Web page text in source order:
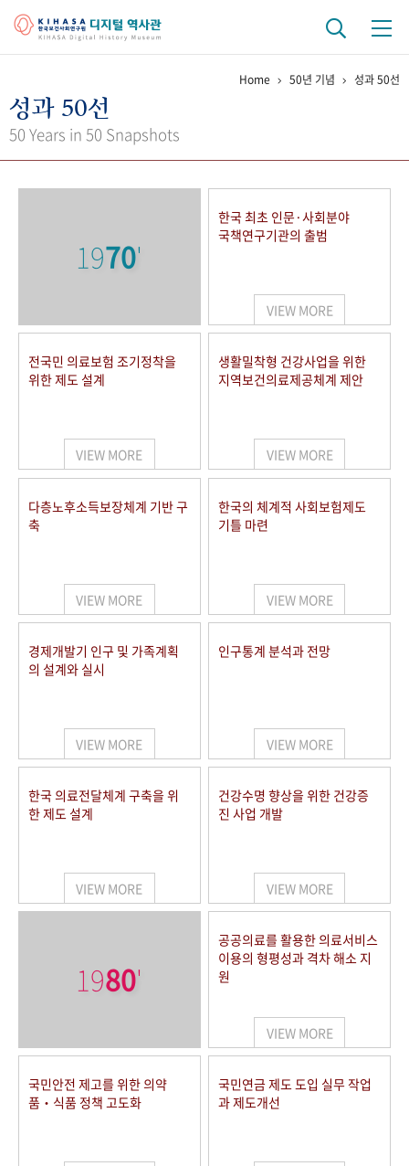
걸어온 길 기관 변천사
키워드로 보는 연구 역사
연구자들
사진 아카이브 문서 기록물 행정박물 영상 기록물
50+1 주년 기념
세계와 함께 한 KIHASA
VR 역사관
Home 50년 기념 성과 50선
성과 50선
50 Years in 50 Snapshots
1970'
한국 최초 인문·사회분야
국책연구기관의 출범
VIEW MORE
전국민 의료보험 조기정착을
위한 제도 설계
VIEW MORE
생활밀착형 건강사업을 위한
지역보건의료제공체계 제안
VIEW MORE
다층노후소득보장체계 기반 구
축
VIEW MORE
한국의 체계적 사회보험제도
기틀 마련
VIEW MORE
경제개발기 인구 및 가족계획
의 설계와 실시
VIEW MORE
인구통계 분석과 전망
VIEW MORE
한국 의료전달체계 구축을 위
한 제도 설계
VIEW MORE
건강수명 향상을 위한 건강증
진 사업 개발
VIEW MORE
1980'
공공의료를 활용한 의료서비스
이용의 형평성과 격차 해소 지
원
VIEW MORE
국민안전 제고를 위한 의약
품‧식품 정책 고도화
국민연금 제도 도입 실무 작업
과 제도개선